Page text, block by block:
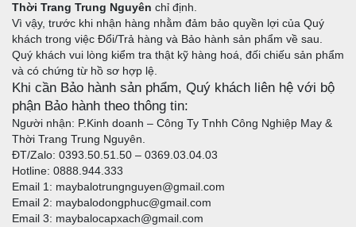
Thời Trang Trung Nguyên chỉ định.
Vì vậy, trước khi nhận hàng nhằm đảm bảo quyền lợi của Quý
khách trong việc Đổi/Trả hàng và Bảo hành sản phẩm về sau.
Quý khách vui lòng kiểm tra thật kỹ hàng hoá, đối chiếu sản phẩm
và có chứng từ hồ sơ hợp lệ.
Khi cần Bảo hành sản phẩm, Quý khách liên hệ với bộ
phận Bảo hành theo thông tin:
Người nhận: P.Kinh doanh – Công Ty Tnhh Công Nghiệp May &
Thời Trang Trung Nguyên.
ĐT/Zalo: 0393.50.51.50 – 0369.03.04.03
Hotline: 0888.944.333
Email 1: maybalotrungnguyen@gmail.com
Email 2: maybalodongphuc@gmail.com
Email 3: maybalocapxach@gmail.com